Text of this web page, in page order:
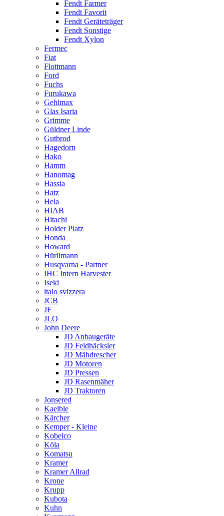
Fendt Farmer
Fendt Favorit
Fendt Geräteträger
Fendt Sonstige
Fendt Xylon
Fermec
Fiat
Flottmann
Ford
Fuchs
Furukawa
Gehlmax
Glas Isaria
Grimme
Güldner Linde
Gutbrod
Hagedorn
Hako
Hamm
Hanomag
Hassia
Hatz
Hela
HIAB
Hitachi
Holder Platz
Honda
Howard
Hürlimann
Husqvarna - Partner
IHC Intern Harvester
Iseki
italo svizzera
JCB
JF
JLO
John Deere
JD Anbaugeräte
JD Feldhäcksler
JD Mähdrescher
JD Motoren
JD Pressen
JD Rasenmäher
JD Traktoren
Jonsered
Kaelble
Kärcher
Kemper - Kleine
Kobelco
Köla
Komatsu
Kramer
Kramer Allrad
Krone
Krupp
Kubota
Kuhn